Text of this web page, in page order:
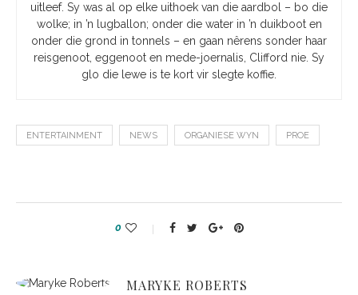
uitleef. Sy was al op elke uithoek van die aardbol – bo die
wolke; in ’n lugballon; onder die water in ’n duikboot en
onder die grond in tonnels – en gaan nêrens sonder haar
reisgenoot, eggenoot en mede-joernalis, Clifford nie. Sy
glo die lewe is te kort vir slegte koffie.
ENTERTAINMENT NEWS ORGANIESE WYN PROE
0
MARYKE ROBERTS